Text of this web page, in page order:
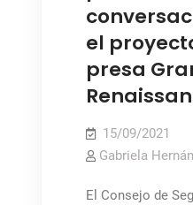
el
presa
15/09/2021
Gabriela
El Consejo de